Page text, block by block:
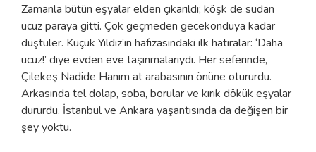
Zamanla bütün eşyalar elden çıkarıldı; köşk de sudan
ucuz paraya gitti. Çok geçmeden gecekonduya kadar
düştüler. Küçük Yıldız’ın hafızasındaki ilk hatıralar: ‘Daha
ucuz!’ diye evden eve taşınmalarıydı. Her seferinde,
Çilekeş Nadide Hanım at arabasının önüne otururdu.
Arkasında tel dolap, soba, borular ve kırık dökük eşyalar
dururdu. İstanbul ve Ankara yaşantısında da değişen bir
şey yoktu.